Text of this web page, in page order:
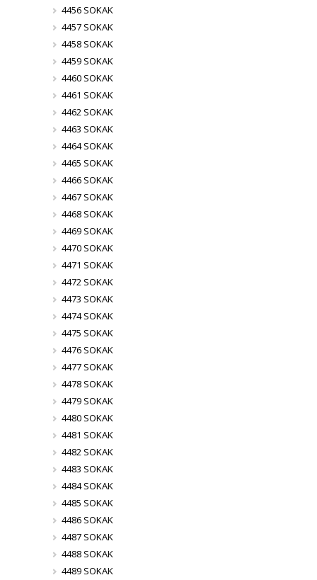
4456 SOKAK
4457 SOKAK
4458 SOKAK
4459 SOKAK
4460 SOKAK
4461 SOKAK
4462 SOKAK
4463 SOKAK
4464 SOKAK
4465 SOKAK
4466 SOKAK
4467 SOKAK
4468 SOKAK
4469 SOKAK
4470 SOKAK
4471 SOKAK
4472 SOKAK
4473 SOKAK
4474 SOKAK
4475 SOKAK
4476 SOKAK
4477 SOKAK
4478 SOKAK
4479 SOKAK
4480 SOKAK
4481 SOKAK
4482 SOKAK
4483 SOKAK
4484 SOKAK
4485 SOKAK
4486 SOKAK
4487 SOKAK
4488 SOKAK
4489 SOKAK